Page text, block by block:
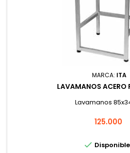
MARCA: ITA
LAVAMANOS ACERO
Lavamanos
Precio
125.000
 Disponible